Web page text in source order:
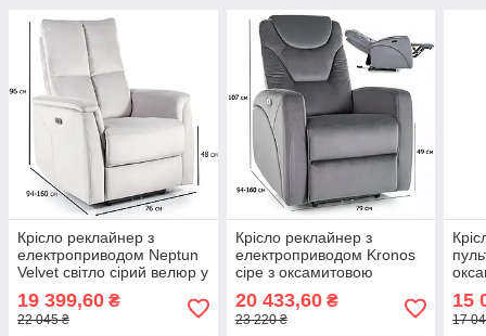
Крісло реклайнер з
електроприводом Neptun
Velvet світло сірий велюр у
19 399,60 ₴
22 045 ₴
Крісло реклайнер з
електроприводом Kronos
сіре з оксамитовою
роз'ємом у сучасному
стилі
20 433,60₴
23 220 ₴
15
17